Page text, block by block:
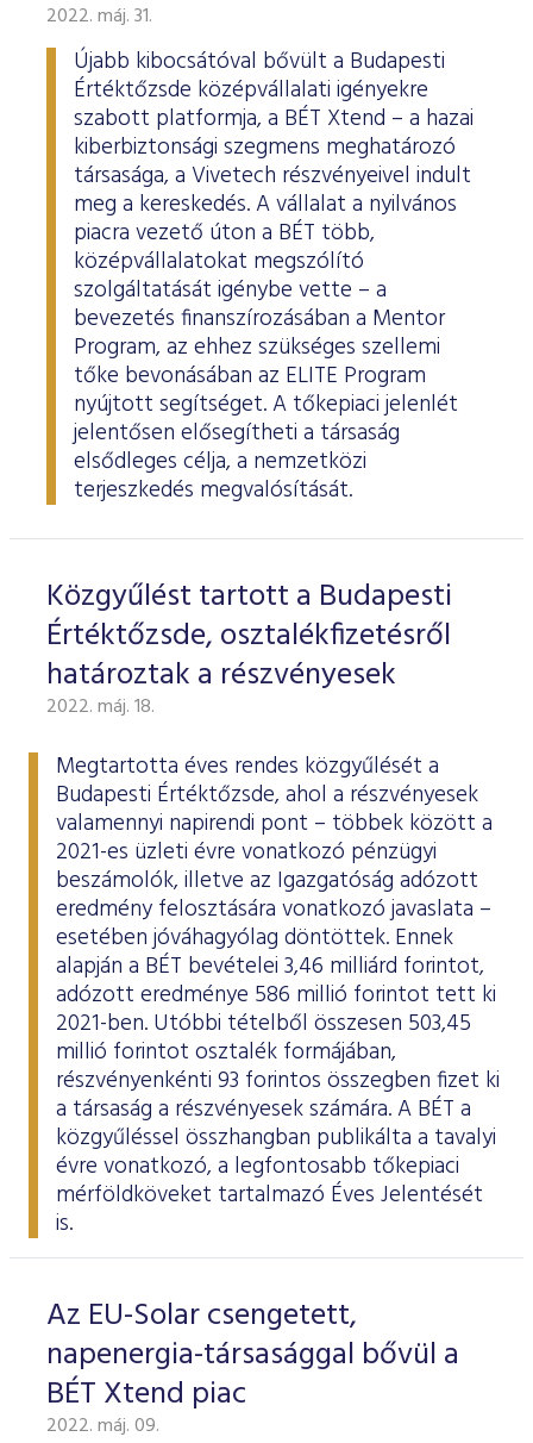
ESG Útmutató
2022. máj. 31.
Újabb kibocsátóval bővült a Budapesti
Értéktőzsde középvállalati igényekre
szabott platformja, a BÉT Xtend – a hazai
kiberbiztonsági szegmens meghatározó
társasága, a Vivetech részvényeivel indult
meg a kereskedés. A vállalat a nyilvános
piacra vezető úton a BÉT több,
középvállalatokat megszólító
szolgáltatását igénybe vette – a
bevezetés finanszírozásában a Mentor
Program, az ehhez szükséges szellemi
tőke bevonásában az ELITE Program
nyújtott segítséget. A tőkepiaci jelenlét
jelentősen elősegítheti a társaság
elsődleges célja, a nemzetközi
terjeszkedés megvalósítását.
Közgyűlést tartott a Budapesti
Értéktőzsde, osztalékfizetésről
határoztak a részvényesek
2022. máj. 18.
Megtartotta éves rendes közgyűlését a
Budapesti Értéktőzsde, ahol a részvényesek
valamennyi napirendi pont – többek között a
2021-es üzleti évre vonatkozó pénzügyi
beszámolók, illetve az Igazgatóság adózott
eredmény felosztására vonatkozó javaslata –
esetében jóváhagyólag döntöttek. Ennek
alapján a BÉT bevételei 3,46 milliárd forintot,
adózott eredménye 586 millió forintot tett ki
2021-ben. Utóbbi tételből összesen 503,45
millió forintot osztalék formájában,
részvényenkénti 93 forintos összegben fizet ki
a társaság a részvényesek számára. A BÉT a
közgyűléssel összhangban publikálta a tavalyi
évre vonatkozó, a legfontosabb tőkepiaci
mérföldköveket tartalmazó Éves Jelentését
is.
Az EU-Solar csengetett,
napenergia-társasággal bővül a
BÉT Xtend piac
2022. máj. 09.